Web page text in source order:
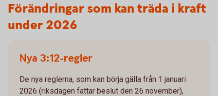
Förändringar som kan träda i kraft
under 2026
Nya 3:12-regler
De nya reglerna, som kan börja gälla från 1 januari
2026 (riksdagen fattar beslut den 26 november),